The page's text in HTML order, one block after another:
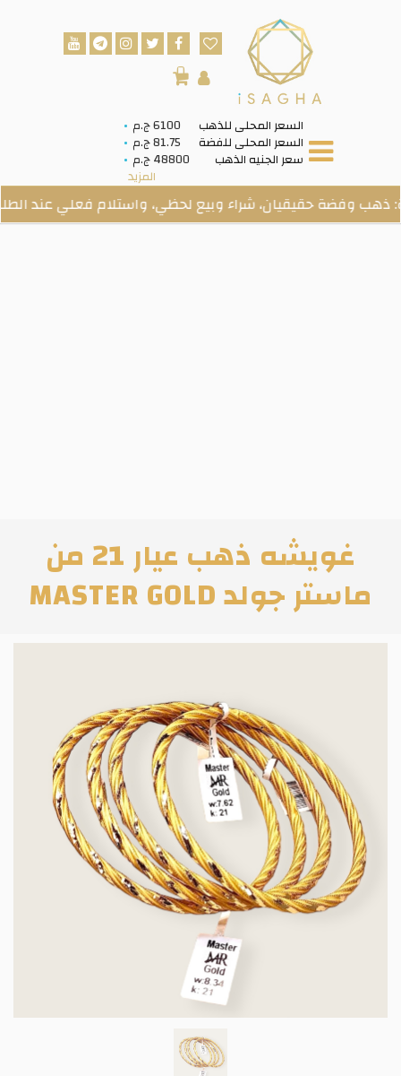
السعر المحلى للذهب 6100 ج.م
السعر المحلى للفضة 81.75 ج.م
سعر الجنيه الذهب 48800 ج.م
المزيد
0
حقيقيان، شراء وبيع لحظي، واستلام فعلي عند الطلب.
غويشه ذهب عيار 21 من
ماستر جولد MASTER GOLD